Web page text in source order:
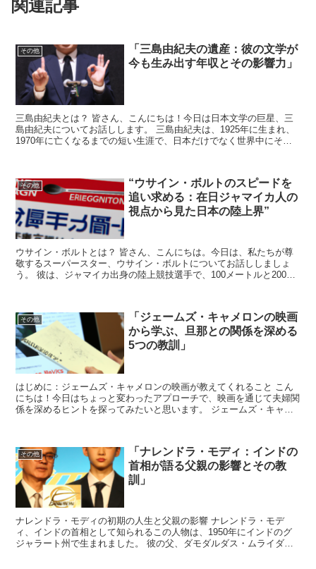
関連記事
その他
「三島由紀夫の遺産：彼の文学が
今も生み出す年収とその影響力」
三島由紀夫とは？ 皆さん、こんにちは！今日は日本文学の巨星、三
島由紀夫についてお話しします。 三島由紀夫は、1925年に生まれ、
1970年に亡くなるまでの短い生涯で、日本だけでなく世界中にその
その他
“ウサイン・ボルトのスピードを
追い求める：在日ジャマイカ人の
視点から見た日本の陸上界”
ウサイン・ボルトとは？ 皆さん、こんにちは。今日は、私たちが尊
敬するスーパースター、ウサイン・ボルトについてお話ししましょ
う。 彼は、ジャマイカ出身の陸上競技選手で、100メートルと200メ
その他
「ジェームズ・キャメロンの映画
から学ぶ、旦那との関係を深める
5つの教訓」
はじめに：ジェームズ・キャメロンの映画が教えてくれること こん
にちは！今日はちょっと変わったアプローチで、映画を通じて夫婦関
係を深めるヒントを探ってみたいと思います。 ジェームズ・キャメ
その他
「ナレンドラ・モディ：インドの
首相が語る父親の影響とその教
訓」
ナレンドラ・モディの初期の人生と父親の影響 ナレンドラ・モデ
ィ、インドの首相として知られるこの人物は、1950年にインドのグ
ジャラート州で生まれました。 彼の父、ダモダルダス・ムライダ